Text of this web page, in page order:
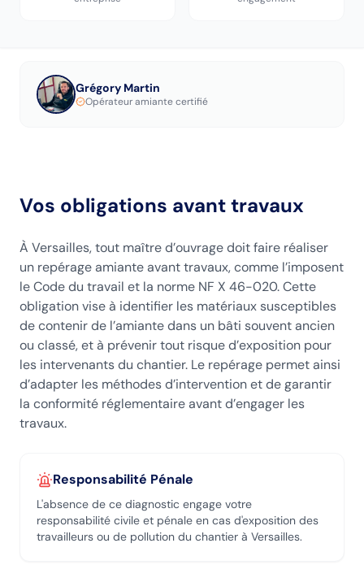
Grégory Martin
Opérateur amiante certifié
Vos obligations avant travaux
À Versailles, tout maître d’ouvrage doit faire réaliser
un repérage amiante avant travaux, comme l’imposent
le Code du travail et la norme NF X 46-020. Cette
obligation vise à identifier les matériaux susceptibles
de contenir de l’amiante dans un bâti souvent ancien
ou classé, et à prévenir tout risque d’exposition pour
les intervenants du chantier. Le repérage permet ainsi
d’adapter les méthodes d’intervention et de garantir
la conformité réglementaire avant d’engager les
travaux.
Responsabilité Pénale
L'absence de ce diagnostic engage votre
responsabilité civile et pénale en cas d'exposition des
travailleurs ou de pollution du chantier à Versailles.